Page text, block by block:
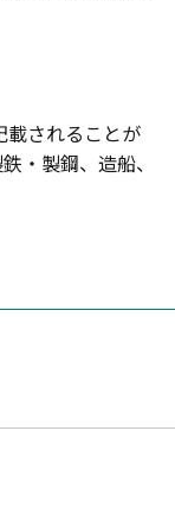
されることが
・製鋼、造船、